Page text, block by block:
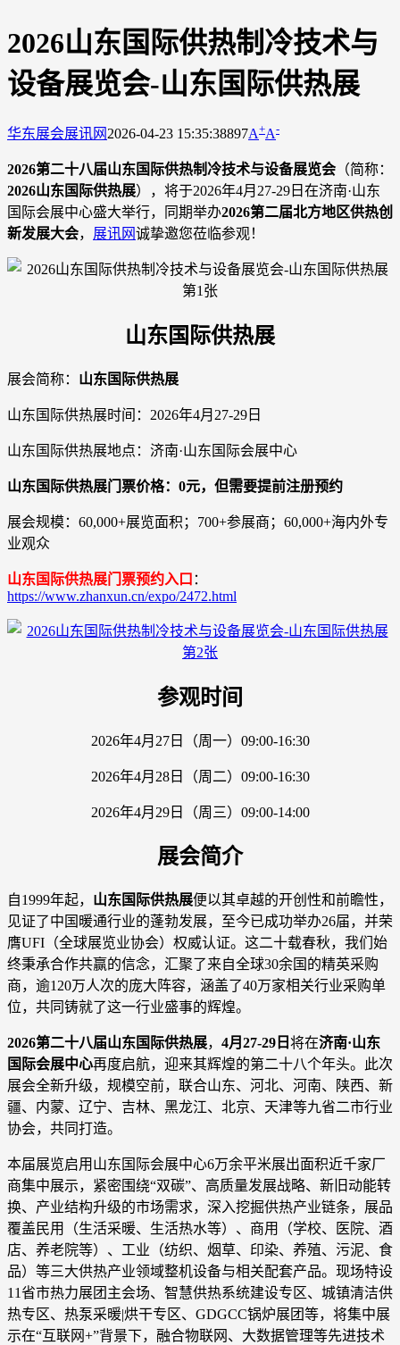
2026山东国际供热制冷技术与
设备展览会-山东国际供热展
华东展会展讯网 2026-04-23 15:35:38897A+A-
2026第二十八届山东国际供热制冷技术与设备展览会 （简称：
2026山东国际供热展），将于2026年4月27-29日在济南·山东
国际会展中心盛大举行，同期举办2026第二届北方地区供热创
新发展大会， 展讯网诚挚邀您莅临参观！
山东国际供热展
展会简称： 山东国际供热展
山东国际供热展时间：2026年4月27-29日
山东国际供热展地点：济南·山东国际会展中心
山东国际供热展门票价格：0元，但需要提前注册预约
展会规模：60,000+展览面积；700+参展商；60,000+海内外专
业观众
山东国际供热展门票预约入口 ：
https://www.zhanxun.cn/expo/2472.html
参观时间
2026年4月27日（周一）09:00-16:30
2026年4月28日（周二）09:00-16:30
2026年4月29日（周三）09:00-14:00
展会简介
自1999年起， 山东国际供热展便以其卓越的开创性和前瞻性，
见证了中国暖通行业的蓬勃发展，至今已成功举办26届，并荣
膺UFI（全球展览业协会）权威认证。这二十载春秋，我们始
终秉承合作共赢的信念，汇聚了来自全球30余国的精英采购
商，逾120万人次的庞大阵容，涵盖了40万家相关行业采购单
位，共同铸就了这一行业盛事的辉煌。
2026第二十八届山东国际供热展， 4月27-29日 将在济南·山东
国际会展中心再度启航，迎来其辉煌的第二十八个年头。此次
展会全新升级，规模空前，联合山东、河北、河南、陕西、新
疆、内蒙、辽宁、吉林、黑龙江、北京、天津等九省二市行业
协会，共同打造。
本届展览启用山东国际会展中心6万余平米展出面积近千家厂
商集中展示，紧密围绕“双碳”、高质量发展战略、新旧动能转
换、产业结构升级的市场需求，深入挖掘供热产业链条，展品
覆盖民用（生活采暖、生活热水等）、商用（学校、医院、酒
店、养老院等）、工业（纺织、烟草、印染、养殖、污泥、食
品）等三大供热产业领域整机设备与相关配套产品。现场特设
11省市热力展团主会场、智慧供热系统建设专区、城镇清洁供
热专区、热泵采暖|烘干专区、GDGCC锅炉展团等，将集中展
示在“互联网+”背景下，融合物联网、大数据管理等先进技术